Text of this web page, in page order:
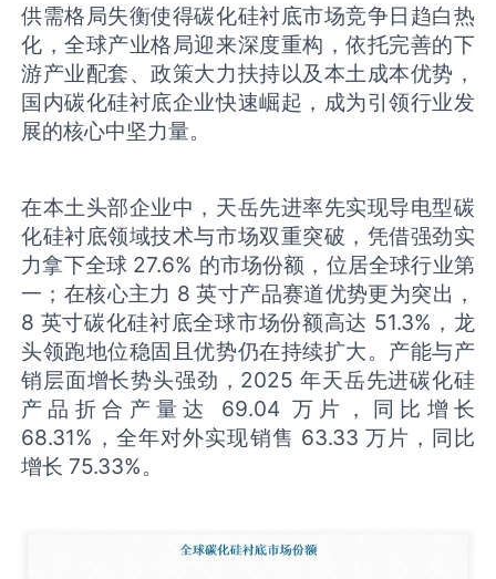
供需格局失衡使得碳化硅衬底市场竞争日趋白热
化，全球产业格局迎来深度重构，依托完善的下
游产业配套、政策大力扶持以及本土成本优势，
国内碳化硅衬底企业快速崛起，成为引领行业发
展的核心中坚力量。
在本土头部企业中，天岳先进率先实现导电型碳
化硅衬底领域技术与市场双重突破，凭借强劲实
力拿下全球 27.6% 的市场份额，位居全球行业第
一；在核心主力 8 英寸产品赛道优势更为突出，
8 英寸碳化硅衬底全球市场份额高达 51.3%，龙
头领跑地位稳固且优势仍在持续扩大。产能与产
销层面增长势头强劲，2025 年天岳先进碳化硅
产品折合产量达 69.04 万片，同比增长
68.31%，全年对外实现销售 63.33 万片，同比
增长 75.33%。